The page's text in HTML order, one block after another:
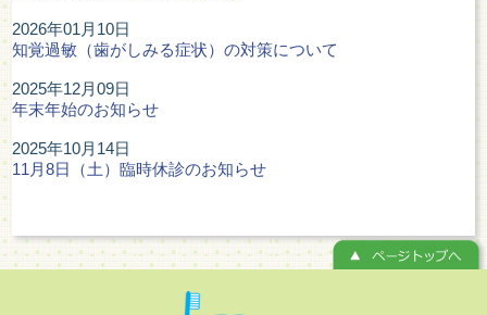
2026年01月10日
知覚過敏（歯がしみる症状）の対策について
2025年12月09日
年末年始のお知らせ
2025年10月14日
11月8日（土）臨時休診のお知らせ